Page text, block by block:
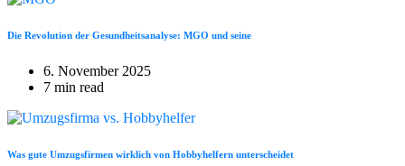
Die Revolution der Gesundheitsanalyse: MGO und seine
6. November 2025
7 min read
Was gute Umzugsfirmen wirklich von Hobbyhelfern unterscheidet